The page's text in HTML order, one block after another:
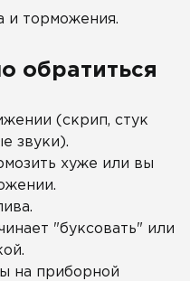
и торможения.
обратиться
(скрип, стук
звуки).
хуже или вы
"буксовать" или
на приборной